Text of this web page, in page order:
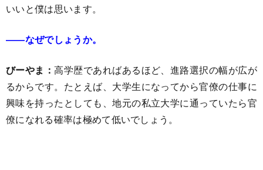
いいと僕は思います。
――なぜでしょうか。
びーやま：高学歴であればあるほど、進路選択の幅が広が
るからです。たとえば、大学生になってから官僚の仕事に
興味を持ったとしても、地元の私立大学に通っていたら官
僚になれる確率は極めて低いでしょう。